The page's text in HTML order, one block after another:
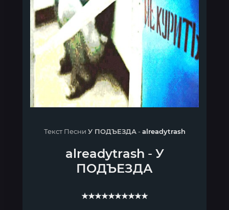
Текст Песни У ПОДЪЕЗДА-alreadytrash
alreadytrash - У
ПОДЪЕЗДА
★★★★★★★★★★